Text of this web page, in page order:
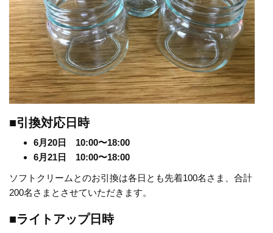
■引換対応日時
6月20日 10:00〜18:00
6月21日 10:00〜18:00
ソフトクリームとのお引換は各日とも先着100名さま、合計
200名さまとさせていただきます。
■ライトアップ日時